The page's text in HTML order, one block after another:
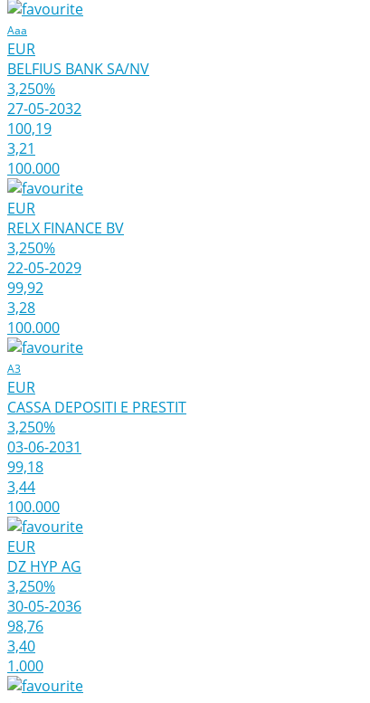
Aaa
EUR
BELFIUS BANK SA/NV
3,250%
27-05-2032
100,19
3,21
100.000
EUR
RELX FINANCE BV
3,250%
22-05-2029
99,92
3,28
100.000
A3
EUR
CASSA DEPOSITI E PRESTIT
3,250%
03-06-2031
99,18
3,44
100.000
EUR
DZ HYP AG
3,250%
30-05-2036
98,76
3,40
1.000